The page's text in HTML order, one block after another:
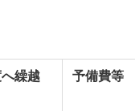
繰越
予備費等